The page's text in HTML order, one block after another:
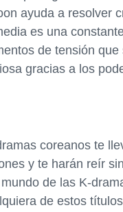
ayuda a resolver
es una
de tensión que
gracias a los
coreanos te
y te harán reír
de las K-
de estos